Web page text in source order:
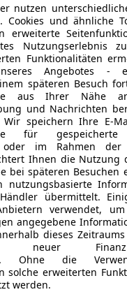
nutzen
Cookies und ähnliche
erweiterte
Nutzungserlebnis
Funktionalitäten
Angebotes
späteren Besuch
aus Ihrer Nähe
und Nachrichten
speichern Ihre E-
für gespeicherte
oder im Rahmen der
Ihnen die Nutzung
bei späteren
nutzungsbasierte
übermittelt.
verwendet,
angegebene
dieses
Ohne die
solche erweiterten
werden.